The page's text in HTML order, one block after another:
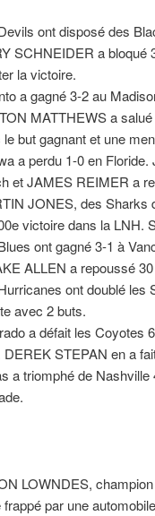
ont disposé des
SCHNEIDER a bloqué
la victoire.
a gagné 3-2 au
MATTHEWS a
but gagnant et une
a perdu 1-0 en
et JAMES REIMER a
JONES, des Sharks
victoire dans la LNH.
ont gagné 3-1 à
ALLEN a repoussé
ont doublé les
avec 2 buts.
a défait les Coyotes
DEREK STEPAN en a
a triomphé de
LOWNDES,
frappé par une